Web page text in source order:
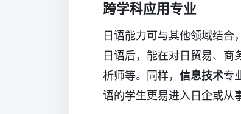
跨学科应用专业
日语能力可与其他领域结合
日语后，能在对日贸易、商
析师等。同样， 信息技术专
语的学生更易进入日企或从